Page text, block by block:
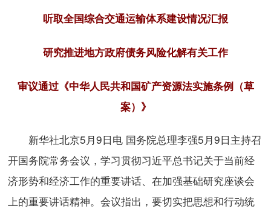
听取全国综合交通运输体系建设情况汇报
研究推进地方政府债务风险化解有关工作
审议通过《中华人民共和国矿产资源法实施条例（草
案）》
新华社北京5月9日电 国务院总理李强5月9日主持召
开国务院常务会议，学习贯彻习近平总书记关于当前经
济形势和经济工作的重要讲话、在加强基础研究座谈会
上的重要讲话精神。会议指出，要切实把思想和行动统